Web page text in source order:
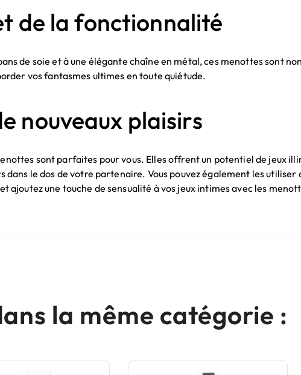
de la fonctionnalité
de soie et à une élégante chaîne en métal, ces menottes sont
vos fantasmes ultimes en toute quiétude.
nouveaux plaisirs
sont parfaites pour vous. Elles offrent un potentiel de jeux
le dos de votre partenaire. Vous pouvez également les utiliser
une touche de sensualité à vos jeux intimes avec les
la même catégorie :